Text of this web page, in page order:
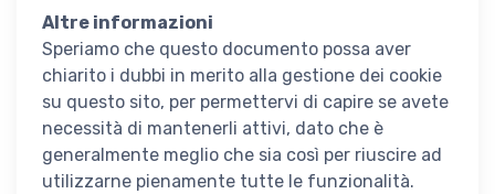
Altre informazioni
Speriamo che questo documento possa aver
chiarito i dubbi in merito alla gestione dei cookie
su questo sito, per permettervi di capire se avete
necessità di mantenerli attivi, dato che è
generalmente meglio che sia così per riuscire ad
utilizzarne pienamente tutte le funzionalità.